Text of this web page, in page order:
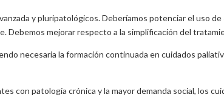
y pluripatológicos. Deberíamos potenciar el uso de
Debemos mejorar respecto a la simplificación del
necesaria la formación continuada en cuidados
con patología crónica y la mayor demanda social, los